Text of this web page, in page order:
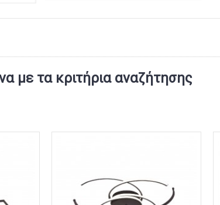
με τα κριτήρια αναζήτησης